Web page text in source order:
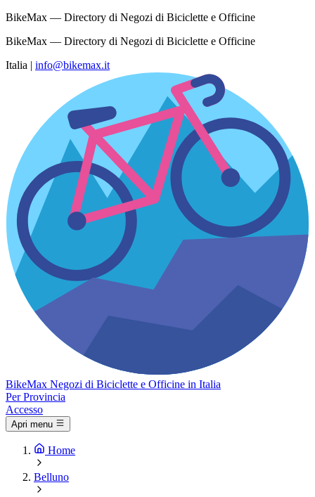
BikeMax — Directory di Negozi di Biciclette e Officine
BikeMax — Directory di Negozi di Biciclette e Officine
Italia | info@bikemax.it
BikeMax Negozi di Biciclette e Officine in Italia
Per Provincia
Accesso
Apri menu
Home
Belluno